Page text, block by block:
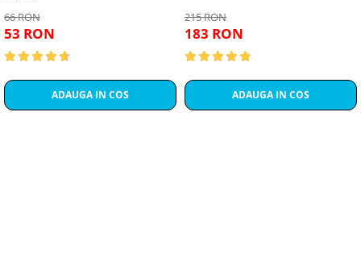
66 RON
53 RON
ADAUGA IN COS
215 RON
183 RON
ADAUGA IN COS